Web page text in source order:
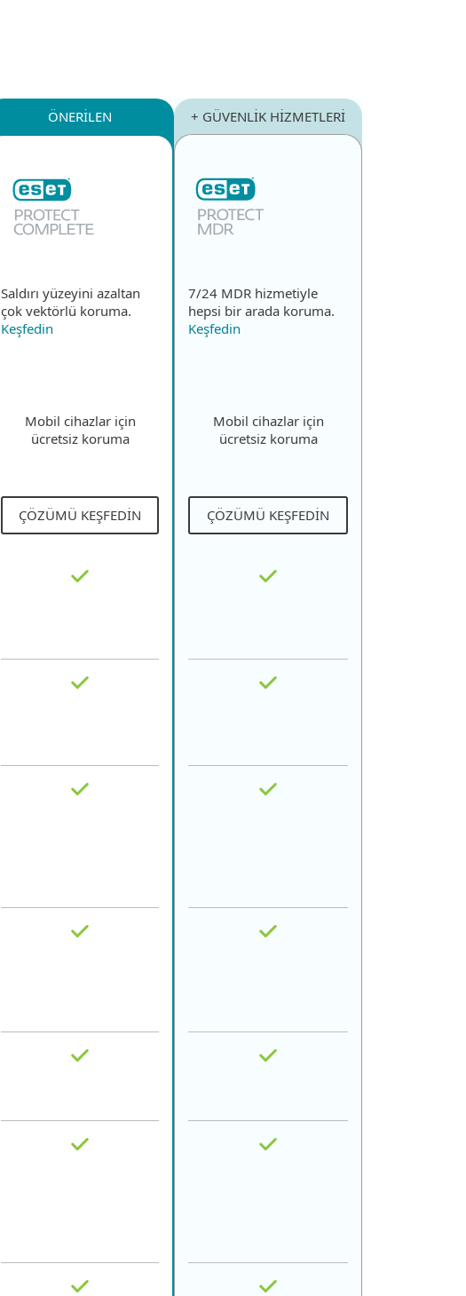
ÖNERİLEN + GÜVENLİK HİZMETLERİ
Saldırı yüzeyini azaltan
çok vektörlü koruma.
Keşfedin
7/24 MDR hizmetiyle
hepsi bir arada koruma.
Keşfedin
Mobil cihazlar için
ücretsiz koruma
ÇÖZÜMÜ KEŞFEDIN
Mobil cihazlar için
ücretsiz koruma
ÇÖZÜMÜ KEŞFEDIN